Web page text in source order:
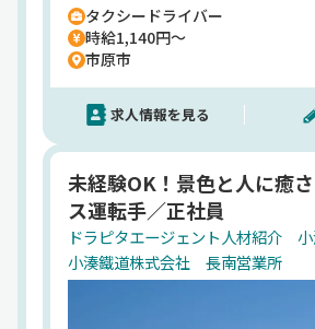
万円の社宅制度をはじめ、小湊バス
題や千葉ロッテの観戦無料など、小
ではの福利厚生もたっぷり。毎日家
イベートも楽しめる、そんな"地元
めてみませんか？【小湊タクシー株
タクシードライバー
時給1,140円～
市原市
求人情報を見る
未経験OK！景色と人に癒
ス運転手／正社員
ドラピタエージェント人材紹介
小湊鐵道株式会社 長南営業所